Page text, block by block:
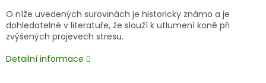
O níže uvedených surovinách je historicky známo a je
dohledatelné v literatuře, že slouží k utlumení koně při
zvýšených projevech stresu.
Detailní informace